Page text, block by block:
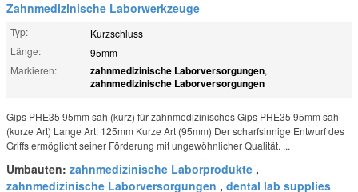
Zahnmedizinische Laborwerkzeuge
Typ:
Kurzschluss
Länge:
95mm
Markieren:
zahnmedizinische Laborversorgungen,
zahnmedizinische Laborversorgungen
Gips PHE35 95mm sah (kurz) für zahnmedizinisches Gips PHE35 95mm sah
(kurze Art) Lange Art: 125mm Kurze Art (95mm) Der scharfsinnige Entwurf des
Griffs ermöglicht seiner Förderung mit ungewöhnlicher Qualität. ...
Umbauten: zahnmedizinische Laborprodukte ,
zahnmedizinische Laborversorgungen , dental lab supplies